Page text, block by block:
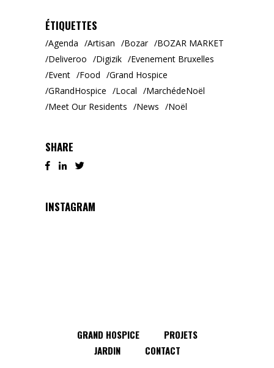
ÉTIQUETTES
Agenda Artisan Bozar
BOZAR MARKET
Deliveroo
Digizik
Evenement Bruxelles
Event
Food
Grand Hospice
GRandHospice
Local
MarchédeNoël
Meet Our Residents
News Noël
SHARE
INSTAGRAM
GRAND HOSPICE
PROJETS
JARDIN
CONTACT